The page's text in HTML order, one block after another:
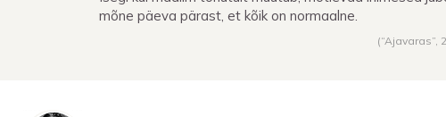
mõne päeva pärast, et kõik on normaalne.
(“Ajavaras”,